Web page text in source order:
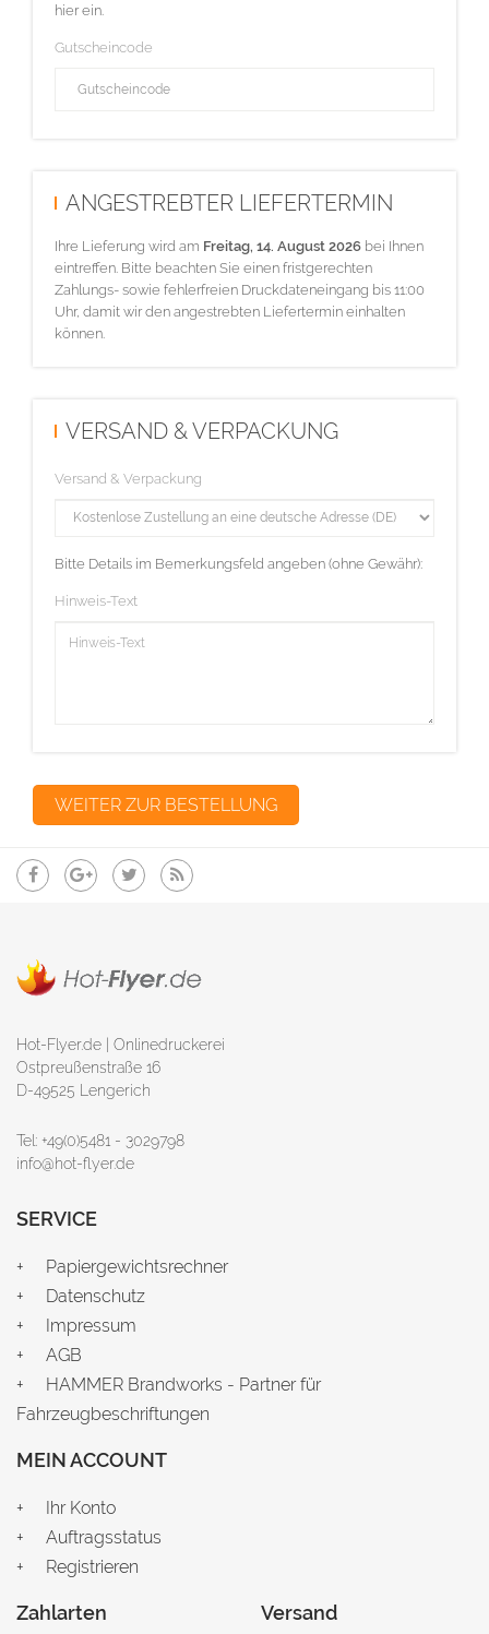
hier ein.
Gutscheincode
ANGESTREBTER LIEFERTERMIN
Ihre Lieferung wird am Freitag, 14. August 2026 bei Ihnen
eintreffen. Bitte beachten Sie einen fristgerechten
Zahlungs- sowie fehlerfreien Druckdateneingang bis 11:00
Uhr, damit wir den angestrebten Liefertermin einhalten
können.
VERSAND & VERPACKUNG
Versand & Verpackung
Bitte Details im Bemerkungsfeld angeben (ohne Gewähr):
Hinweis-Text
Hot-Flyer.de | Onlinedruckerei
Ostpreußenstraße 16
D-49525 Lengerich
Tel: +49(0)5481 - 3029798
info@hot-flyer.de
SERVICE
Papiergewichtsrechner
Datenschutz
Impressum
AGB
HAMMER Brandworks - Partner für
Fahrzeugbeschriftungen
MEIN ACCOUNT
Ihr Konto
Auftragsstatus
Registrieren
Zahlarten Versand